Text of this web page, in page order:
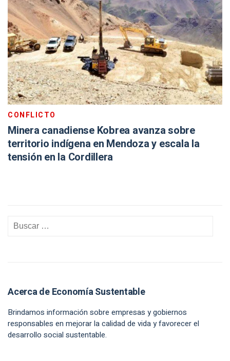
CONFLICTO
Minera canadiense Kobrea avanza sobre
territorio indígena en Mendoza y escala la
tensión en la Cordillera
Acerca de Economía Sustentable
Brindamos información sobre empresas y gobiernos
responsables en mejorar la calidad de vida y favorecer el
desarrollo social sustentable.